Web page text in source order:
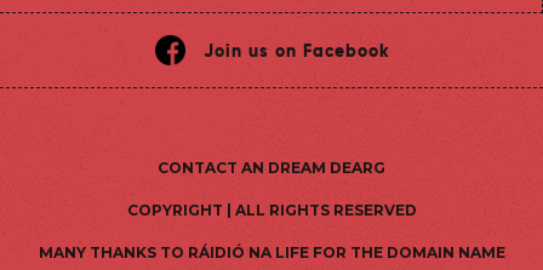
Join us on Facebook
CONTACT AN DREAM DEARG
COPYRIGHT | ALL RIGHTS RESERVED
MANY THANKS TO RÁIDIÓ NA LIFE FOR THE DOMAIN NAME